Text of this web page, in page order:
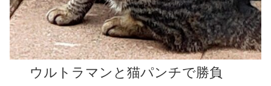
ウルトラマンと猫パンチで勝負